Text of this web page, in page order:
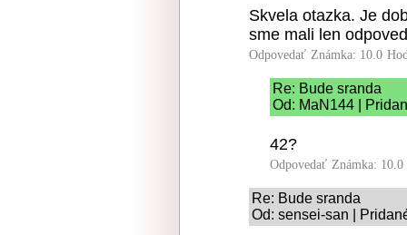
Skvela otazka. Je
sme mali len
Odpovedať Známka: 10.0
Re: Bude sranda
Od: MaN144 |
42?
Odpovedať Známka: 10.0
Re: Bude sranda
Od: sensei-san |